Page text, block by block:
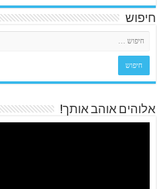
חיפוש
אלוהים אוהב אותך!